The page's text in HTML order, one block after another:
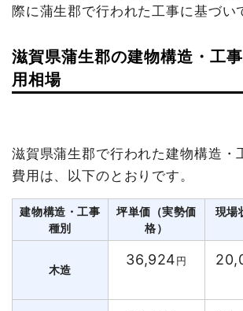
際に蒲生郡で行われた工事に基づい
滋賀県蒲生郡の建物構造・工
用相場
滋賀県蒲生郡で行われた建物構造・
費用は、以下のとおりです。
建物構造・工事
種別
坪単価（実勢価
格）
現場
木造
36,924円